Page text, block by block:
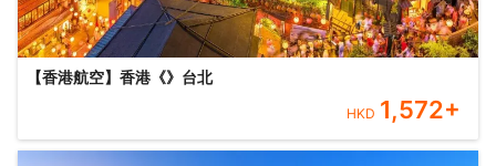
【香港航空】香港《》台北
HKD 1,572+